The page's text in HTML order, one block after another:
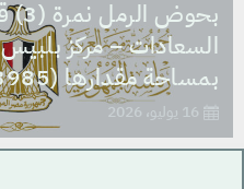
السعادات – مركز
بمساحة مقدارها (3985م2) تقريبًا.
16 يوليو، 2026